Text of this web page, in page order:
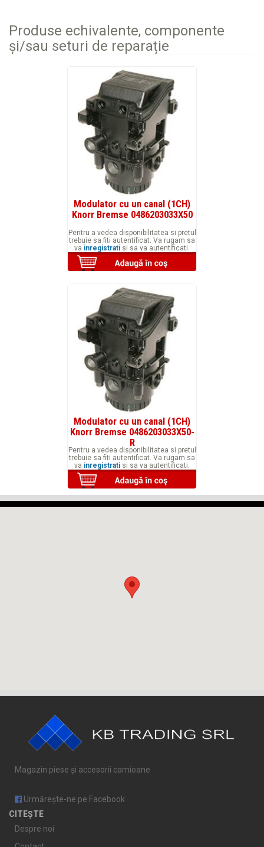
Produse echivalente, componente
și/sau seturi de reparație
Modulator cu un canal (1CH)
Knorr Bremse 0486203033X50
Pentru a vedea disponibilitatea si pretul
trebuie sa fiti autentificat. Va rugam sa
va inregistrati si sa va autentificati.
Modulator cu un canal (1CH)
Knorr Bremse 0486203033X50-
R
Pentru a vedea disponibilitatea si pretul
trebuie sa fiti autentificat. Va rugam sa
va inregistrati si sa va autentificati.
Magazin piese și accesorii camioane
Urmărește-ne pe Facebook
CITEȘTE
Despre noi